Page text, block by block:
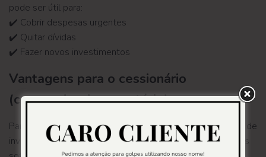
pode ser útil para:
✔️ Cobrir despesas urgentes
✔️ Quitar dívidas
✔️ Fazer novos investimentos
Vantagens para o cessionário
(comprador do precatório)
Para quem compra, essa operação representa uma forma de
investimento. O precatório adquirido tende a valorizar, pois